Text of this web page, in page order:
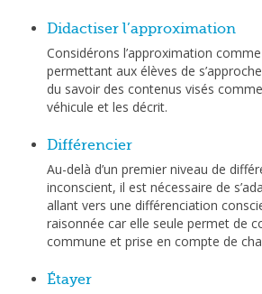
Didactiser l’approximation
Considérons l’approximation
permettant aux élèves de
du savoir des contenus visés
véhicule et les décrit.
Différencier
Au-delà d’un premier niveau de
inconscient, il est nécessaire de
allant vers une différenciation
raisonnée car elle seule permet de
commune et prise en compte de
Étayer